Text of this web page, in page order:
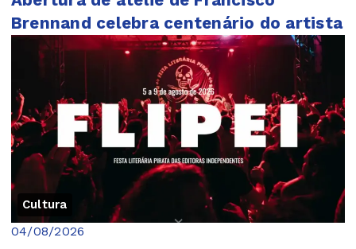
Brennand celebra centenário do artista
Cultura
04/08/2026